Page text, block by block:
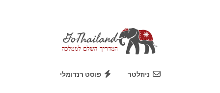
GoThailand
המדריך השלם לממלכה
ניוזלטר פוסט רנדומלי